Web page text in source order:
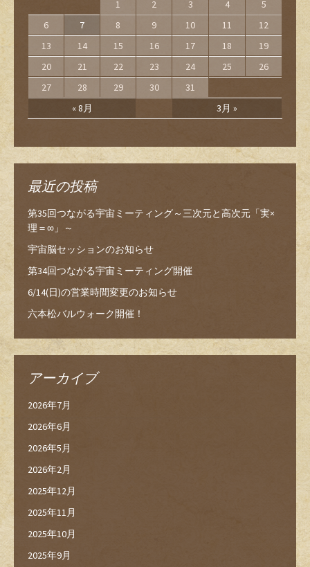
« 8月 3月 »
1 2 3 4
5
6
7 8 9 10 11
12
13
14 15 16 17 18
19
20
21 22 23 24 25
26
27
28 29 30 31
最近の投稿
第35回つながる宇宙ミーティング～三次元と高次元「実×
理＝∞」～
宇宙脳セッションのお知らせ
第34回つながる宇宙ミーティング開催
6/14(日)の営業時間変更のお知らせ
六本松バルウォーク開催！
アーカイブ
2026年7月
2026年6月
2026年5月
2026年2月
2025年12月
2025年11月
2025年10月
2025年9月